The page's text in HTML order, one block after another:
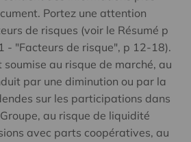
Portez une attention
de risques (voir le Résumé p
- "Facteurs de risque", p 12-18).
au risque de marché, au
par une diminution ou par la
sur les participations dans
au risque de liquidité
avec parts coopératives, au